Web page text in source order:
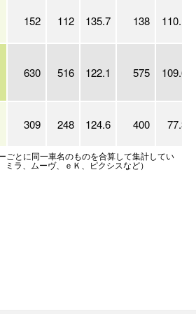
152 112 135.7 138 110.1
630 516 122.1 575 109.6
309 248 124.6 400 77.3
ごとに同一車名のものを合算して集計してい
ミラ、ムーヴ、ｅＫ、ピクシスなど）